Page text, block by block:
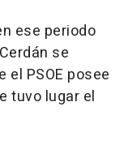
ese periodo
se
el PSOE posee
tuvo lugar el